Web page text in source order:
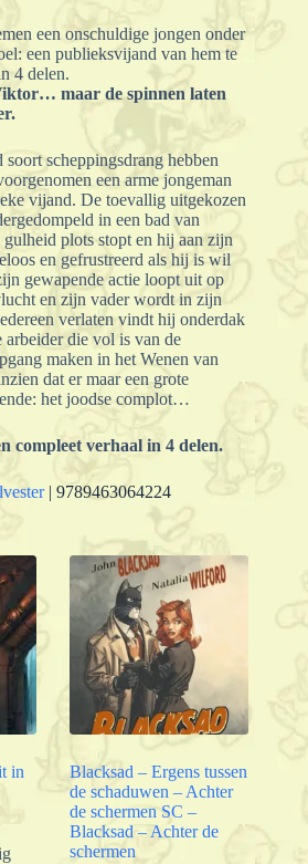
een onschuldige jongen onder
een publieksvijand van hem te
4 delen.
maar de spinnen laten
scheppingsdrang hebben
een arme jongeman
vijand. De toevallig uitgekozen
in een bad van
plots stopt en hij aan zijn
en gefrustreerd als hij is wil
gewapende actie loopt uit op
en zijn vader wordt in zijn
verlaten vindt hij onderdak
die vol is van de
maken in het Wenen van
dat er maar een grote
het joodse complot…
compleet verhaal in 4 delen.
| 9789463064224
in
Blacksad – Ergens tussen
de schaduwen – Achter
de schermen SC –
Blacksad – Achter de
schermen